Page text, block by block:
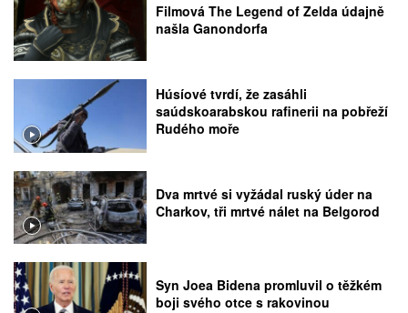
Filmová The Legend of Zelda údajně
našla Ganondorfa
Húsíové tvrdí, že zasáhli
saúdskoarabskou rafinerii na pobřeží
Rudého moře
Dva mrtvé si vyžádal ruský úder na
Charkov, tři mrtvé nálet na Belgorod
Syn Joea Bidena promluvil o těžkém
boji svého otce s rakovinou